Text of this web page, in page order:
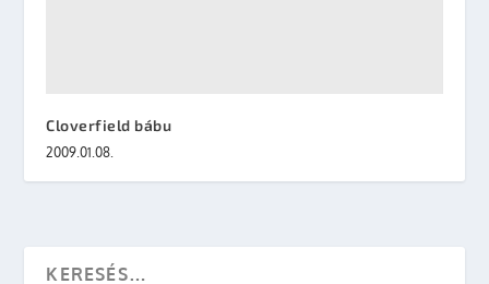
Cloverfield bábu
2009.01.08.